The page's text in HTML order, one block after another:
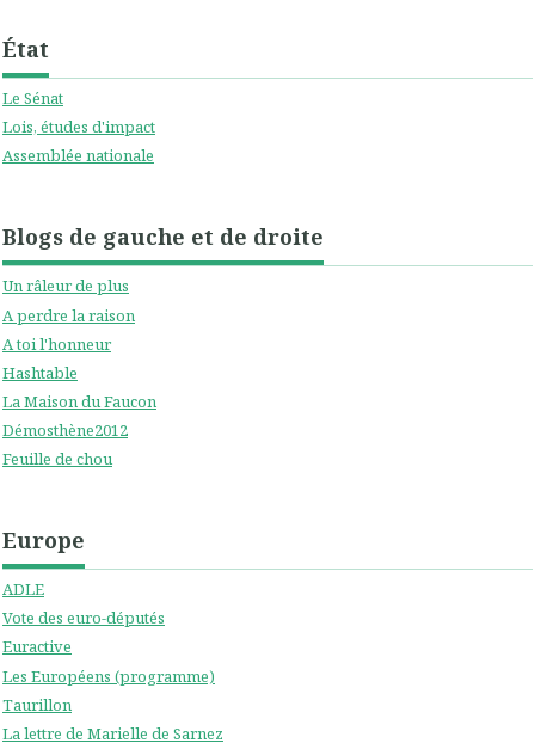
État
Le Sénat
Lois, études d'impact
Assemblée nationale
Blogs de gauche et de droite
Un râleur de plus
A perdre la raison
A toi l'honneur
Hashtable
La Maison du Faucon
Démosthène2012
Feuille de chou
Europe
ADLE
Vote des euro-députés
Euractive
Les Européens (programme)
Taurillon
La lettre de Marielle de Sarnez